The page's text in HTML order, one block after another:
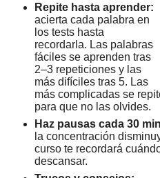
Repite hasta aprender:
acierta cada palabra en
los tests hasta
recordarla. Las palabras
fáciles se aprenden tras
2–3 repeticiones y las
más difíciles tras 5. Las
más complicadas se
para que no las olvides.
Haz pausas cada 30
la concentración
curso te recordará
descansar.